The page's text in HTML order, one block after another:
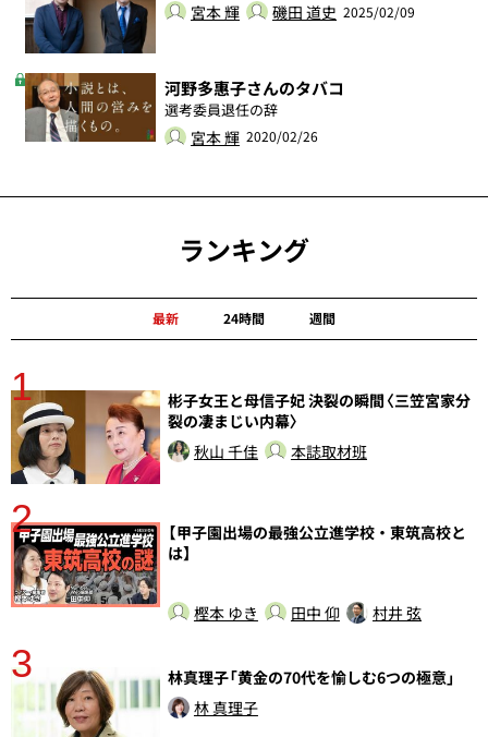
宮本 輝 磯田 道史 2025/02/09
河野多惠子さんのタバコ
選考委員退任の辞
宮本 輝 2020/02/26
ランキング
最新 24時間 週間
1
彬子女王と母信子妃 決裂の瞬間〈三笠宮家分
裂の凄まじい内幕〉
秋山 千佳
本誌取材班
2
【甲子園出場の最強公立進学校・東筑高校と
は】
樫本 ゆき 田中 仰 村井 弦
3
林真理子「黄金の70代を愉しむ6つの極意」
林 真理子